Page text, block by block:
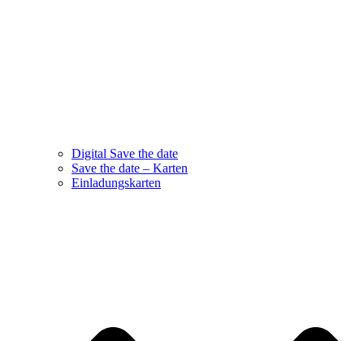
Digital Save the date
Save the date – Karten
Einladungskarten